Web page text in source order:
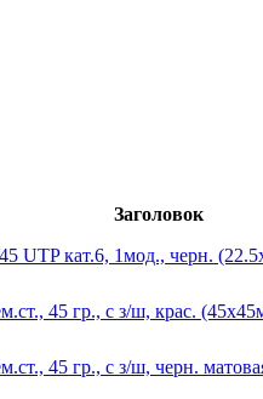
Заголовок
UTP кат.6, 1мод., черн.
45 гр., с з/ш, крас.
45 гр., с з/ш, черн.